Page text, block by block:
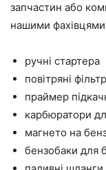
запчастин або
нашими фахівцями
ручні стартера
повітряні
праймер
карбюратори
магнето на
бензобаки для